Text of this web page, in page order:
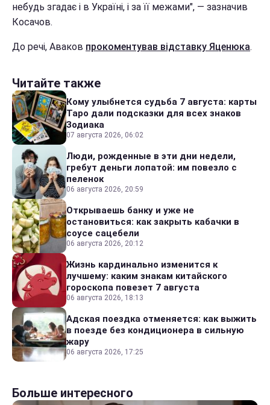
небудь згадає і в Україні, і за її межами", — зазначив
Косачов.
До речі, Аваков прокоментував відставку Яценюка.
Читайте также
Кому улыбнется судьба 7 августа: карты
Таро дали подсказки для всех знаков
Зодиака
07 августа 2026, 06:02
Люди, рожденные в эти дни недели,
гребут деньги лопатой: им повезло с
пеленок
06 августа 2026, 20:59
Открываешь банку и уже не
остановиться: как закрыть кабачки в
соусе сацебели
06 августа 2026, 20:12
Жизнь кардинально изменится к
лучшему: каким знакам китайского
гороскопа повезет 7 августа
06 августа 2026, 18:13
Адская поездка отменяется: как выжить
в поезде без кондиционера в сильную
жару
06 августа 2026, 17:25
Больше интересного